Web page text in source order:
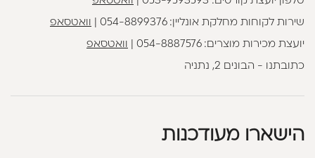
שירות לקוחות מחלקת אונליין:054-8899376 וואטסאפ
יועצת מכירות מוצרים:054-8887576 וואטסאפ
כתובתנו - הבונים 2, נתניה
הישארו מעודכנות